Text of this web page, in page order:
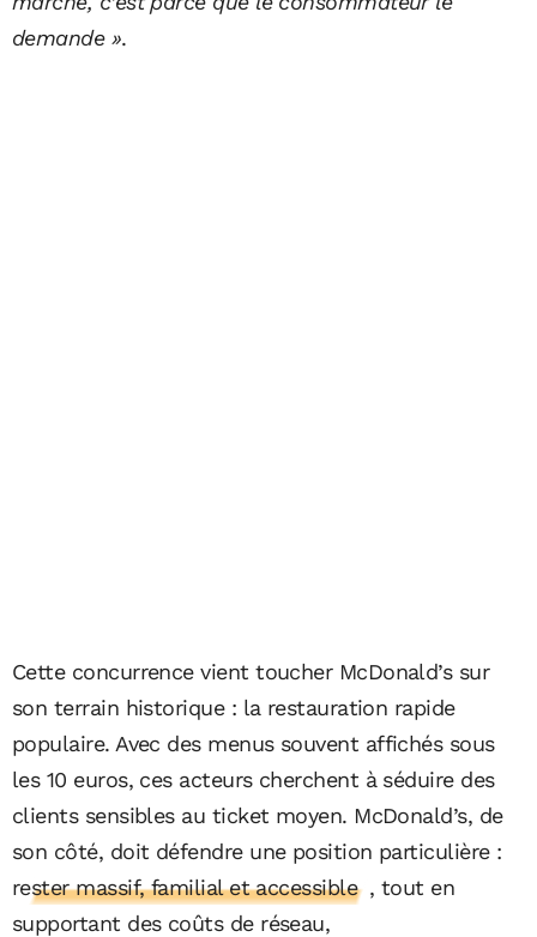
demande ».
Cette concurrence vient toucher McDonald’s sur
son terrain historique : la restauration rapide
populaire. Avec des menus souvent affichés sous
les 10 euros, ces acteurs cherchent à séduire des
clients sensibles au ticket moyen. McDonald’s, de
son côté, doit défendre une position particulière :
rester massif, familial et accessible , tout en
supportant des coûts de réseau,